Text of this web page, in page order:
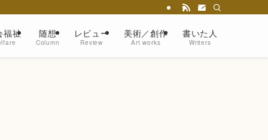
福祉 随想
Column
レビュー
Review
美術／創作
Art works
書いた人
Writers